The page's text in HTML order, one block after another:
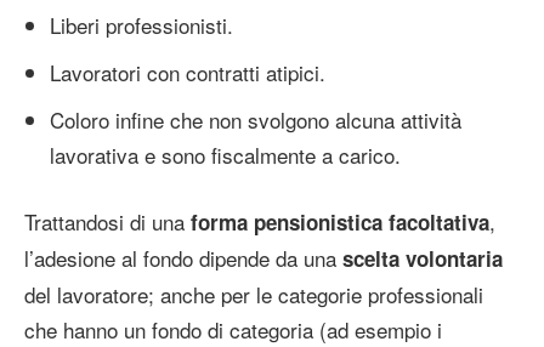
Liberi professionisti.
Lavoratori con contratti atipici.
Coloro infine che non svolgono alcuna attività
lavorativa e sono fiscalmente a carico.
Trattandosi di una forma pensionistica facoltativa,
l’adesione al fondo dipende da una scelta volontaria
del lavoratore; anche per le categorie professionali
che hanno un fondo di categoria (ad esempio i